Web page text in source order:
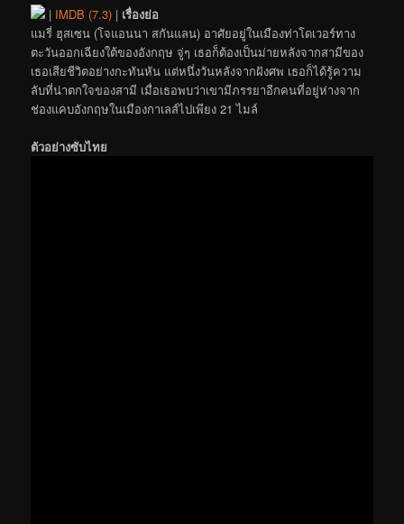
| IMDB (7.3) | เรื่องย่อ
แมรี่ ฮุสเซน (โจแอนนา สกันแลน) อาศัยอยู่ในเมืองท่าโดเวอร์ทาง
ตะวันออกเฉียงใต้ของอังกฤษ จู่ๆ เธอก็ต้องเป็นม่ายหลังจากสามีของ
เธอเสียชีวิตอย่างกะทันหัน แต่หนึ่งวันหลังจากฝังศพ เธอก็ได้รู้ความ
ลับที่น่าตกใจของสามี เมื่อเธอพบว่าเขามีภรรยาอีกคนที่อยู่ห่างจาก
ช่องแคบอังกฤษในเมืองกาเลส์ไปเพียง 21 ไมล์
ตัวอย่างซับไทย